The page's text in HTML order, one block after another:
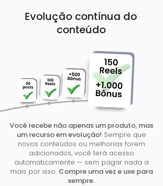
Evolução contínua do
conteúdo
Você recebe não apenas um produto, mas
um recurso em evolução! Sempre que
novos conteúdos ou melhorias forem
adicionados, você terá acesso
automaticamente — sem pagar nada a
mais por isso. Compre uma vez e use para
sempre.